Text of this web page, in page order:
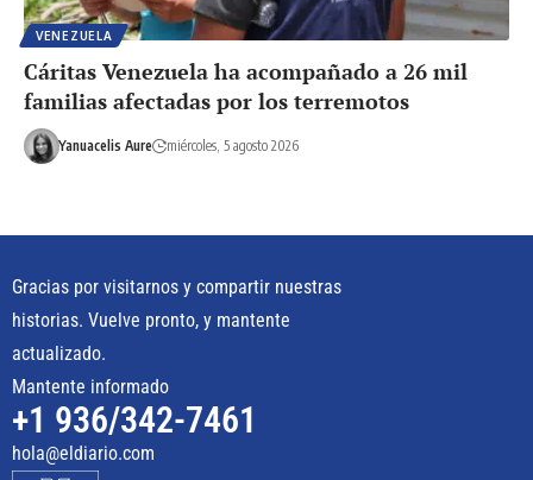
VENEZUELA
Cáritas Venezuela ha acompañado a 26 mil
familias afectadas por los terremotos
Yanuacelis Aure miércoles, 5 agosto 2026
Gracias por visitarnos y compartir nuestras
historias. Vuelve pronto, y mantente
actualizado.
Mantente informado
+1 936/342-7461
hola@eldiario.com